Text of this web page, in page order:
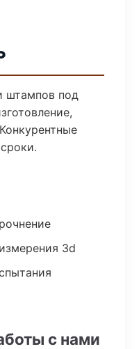
штампов под
3d
с нами